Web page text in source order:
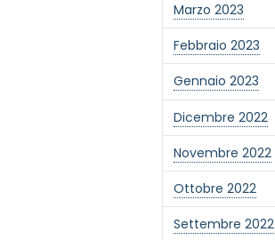
Marzo 2023
Febbraio 2023
Gennaio 2023
Dicembre 2022
Novembre 2022
Ottobre 2022
Settembre 2022